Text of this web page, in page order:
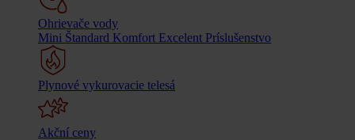
Ohrievače vody
Mini Štandard Komfort Excelent Príslušenstvo
Plynové vykurovacie telesá
Akční ceny